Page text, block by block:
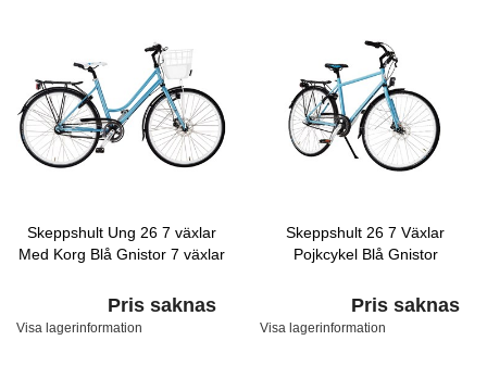
Skeppshult Ung 26 7 växlar
Med Korg Blå Gnistor 7 växlar
Pris saknas
Visa lagerinformation
Skeppshult 26 7 Växlar
Pojkcykel Blå Gnistor
Pris saknas
Visa lagerinformation